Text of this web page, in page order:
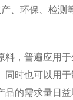
、环保、检测
料，普遍应用
同时也可以用于
的需求量日益